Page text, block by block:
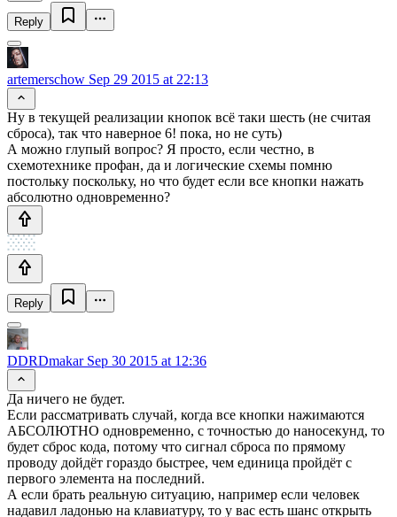
Reply
artemerschow Sep 29 2015 at 22:13
Ну в текущей реализации кнопок всё таки шесть (не считая
сброса), так что наверное 6! пока, но не суть)
А можно глупый вопрос? Я просто, если честно, в
схемотехнике профан, да и логические схемы помню
постольку поскольку, но что будет если все кнопки нажать
абсолютно одновременно?
Reply
DDRDmakarSep 30 2015 at 12:36
Да ничего не будет.
Если рассматривать случай, когда все кнопки нажимаются
АБСОЛЮТНО одновременно, с точностью до наносекунд, то
будет сброс кода, потому что сигнал сброса по прямому
проводу дойдёт гораздо быстрее, чем единица пройдёт с
первого элемента на последний.
А если брать реальную ситуацию, например если человек
надавил ладонью на клавиатуру, то у вас есть шанс открыть